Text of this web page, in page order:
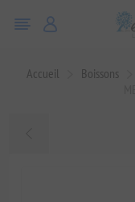
Accueil Boissons